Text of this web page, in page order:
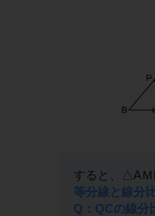
すると、△A
等分線と線分
Q：QCの線分